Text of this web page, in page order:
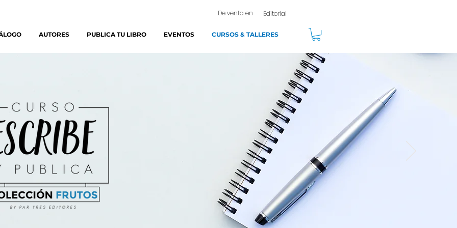
De venta en Editorial
AUTORES PUBLICA TU LIBRO EVENTOS CURSOS & TALLERES